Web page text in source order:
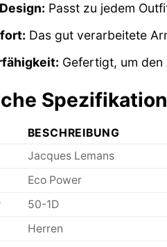
Passt zu jedem
Das gut verarbeitete
Gefertigt, um
BESCHREIBUNG
Jacques Lemans
Eco Power
50-1D
Herren